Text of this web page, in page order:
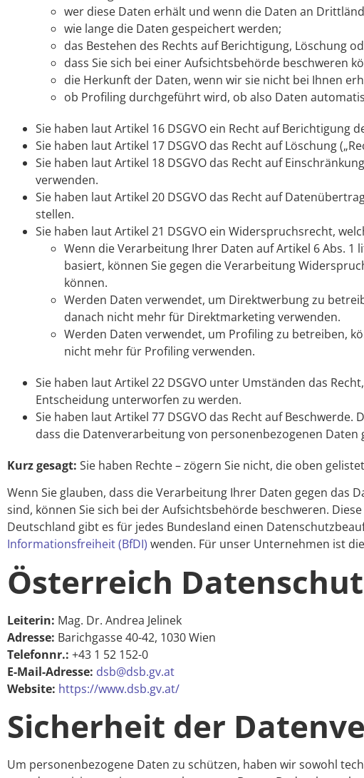
wer diese Daten erhält und wenn die Daten an
wie lange die Daten gespeichert werden;
das Bestehen des Rechts auf Berichtigung, Löschung
dass Sie sich bei einer Aufsichtsbehörde beschweren
die Herkunft der Daten, wenn wir sie nicht bei Ihnen
ob Profiling durchgeführt wird, ob also Daten
Sie haben laut Artikel 16 DSGVO ein Recht auf Berichtigung
Sie haben laut Artikel 17 DSGVO das Recht auf Löschung
Sie haben laut Artikel 18 DSGVO das Recht auf
verwenden.
Sie haben laut Artikel 20 DSGVO das Recht auf
stellen.
Sie haben laut Artikel 21 DSGVO ein Widerspruchsrecht,
Wenn die Verarbeitung Ihrer Daten auf Artikel 6 Abs.
basiert, können Sie gegen die Verarbeitung
können.
Werden Daten verwendet, um Direktwerbung zu
danach nicht mehr für Direktmarketing verwenden.
Werden Daten verwendet, um Profiling zu betreiben,
nicht mehr für Profiling verwenden.
Sie haben laut Artikel 22 DSGVO unter Umständen das
Entscheidung unterworfen zu werden.
Sie haben laut Artikel 77 DSGVO das Recht auf
dass die Datenverarbeitung von personenbezogenen Daten
Kurz gesagt: Sie haben Rechte – zögern Sie nicht, die oben
Wenn Sie glauben, dass die Verarbeitung Ihrer Daten gegen
sind, können Sie sich bei der Aufsichtsbehörde beschweren.
Deutschland gibt es für jedes Bundesland einen
Informationsfreiheit (BfDI) wenden. Für unser Unternehmen ist
Österreich
Leiterin: Mag. Dr. Andrea Jelinek
Adresse: Barichgasse 40-42, 1030 Wien
Telefonnr.: +43 1 52 152-0
E-Mail-Adresse: dsb@dsb.gv.at
Website: https://www.dsb.gv.at/
Sicherheit der
Um personenbezogene Daten zu schützen, haben wir sowohl